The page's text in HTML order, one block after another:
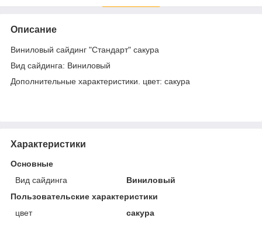
Описание
Виниловый сайдинг "Стандарт" сакура
Вид сайдинга: Виниловый
Дополнительные характеристики. цвет: сакура
Характеристики
Основные
Вид сайдинга
Виниловый
Пользовательские характеристики
цвет
сакура